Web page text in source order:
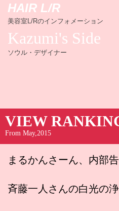
HAIR L/R
美容室L/Rのインフォメーション
Kazumi's Side
ソウル・デザイナー
VIEW
From May,2015
まるかんさーん、内部
斉藤一人さんの白光の